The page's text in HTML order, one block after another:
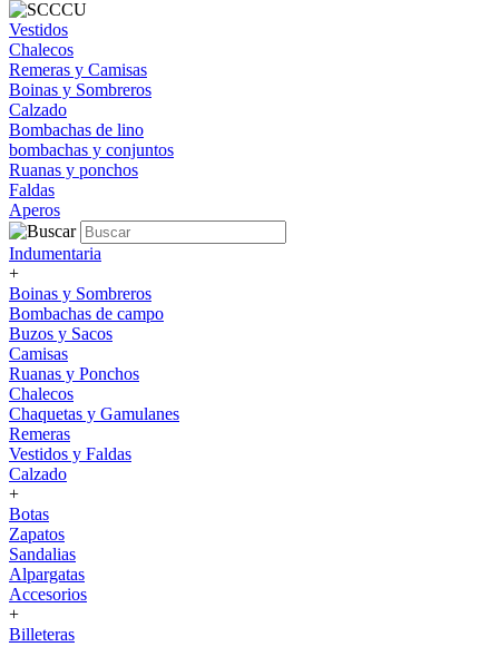
Vestidos
Chalecos
Remeras y Camisas
Boinas y Sombreros
Calzado
Bombachas de lino
bombachas y conjuntos
Ruanas y ponchos
Faldas
Aperos
Indumentaria
+
Boinas y Sombreros
Bombachas de campo
Buzos y Sacos
Camisas
Ruanas y Ponchos
Chalecos
Chaquetas y Gamulanes
Remeras
Vestidos y Faldas
Calzado
+
Botas
Zapatos
Sandalias
Alpargatas
Accesorios
+
Billeteras